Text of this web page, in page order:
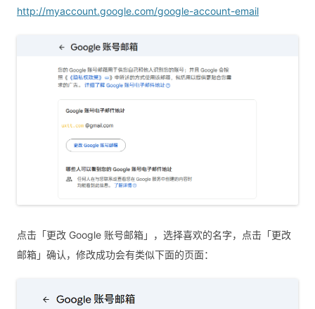
http://myaccount.google.com/google-account-email
点击「更改 Google 账号邮箱」，选择喜欢的名字，点击「更改
邮箱」确认，修改成功会有类似下面的页面：